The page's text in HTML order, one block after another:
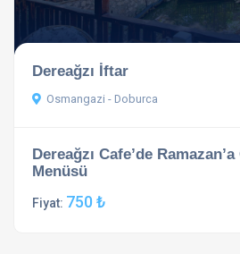
Dereağzı İftar
Osmangazi - Doburca
Dereağzı Cafe’de
Menüsü
Fiyat: 750 ₺